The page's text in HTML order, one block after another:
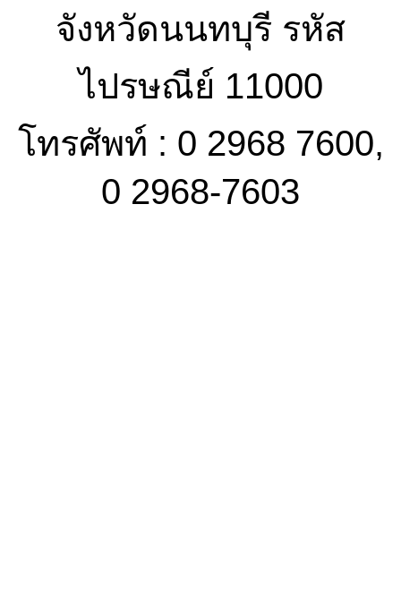
จังหวัดนนทบุรี รหัส
ไปรษณีย์ 11000
โทรศัพท์ : 0 2968 7600,
0 2968-7603